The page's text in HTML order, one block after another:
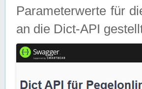
Parameterwerte für
an die Dict-API